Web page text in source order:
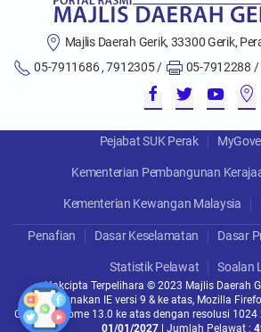
Majlis Daerah Gerik, 33300 Gerik,
05-7911686 , 7912305 /
05-7912288 /
Pejabat SUK Perak
Kementerian Pembangunan
Kementerian Kewangan Malaysia
Penafian Dasar Keselamatan Dasar
Statistik Pelawat Soalan
Hakcipta Terpelihara © 2023 Majlis Daerah
menggunakan IE versi 9 & ke atas, Mozilla
Google Chrome 13.0 ke atas dengan resolusi 1024
01/01/2027 | Jumlah Pelawat :